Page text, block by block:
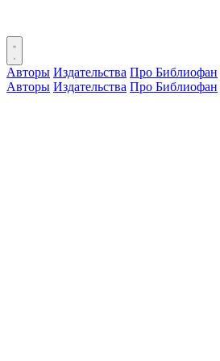
Авторы Издательства Про Библиофан
Авторы Издательства Про Библиофан